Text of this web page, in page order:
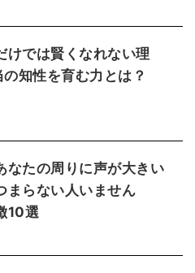
けでは賢くなれない理
知性を育む力とは？
なたの周りに声が大きい
まらない人いません
10選